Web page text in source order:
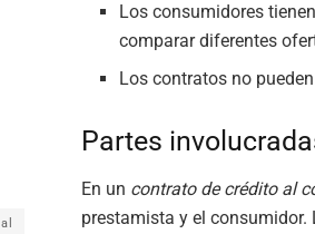
Los consumidores
comparar diferentes
Los contratos no
Partes
En un contrato de crédito al
prestamista y el consumidor.